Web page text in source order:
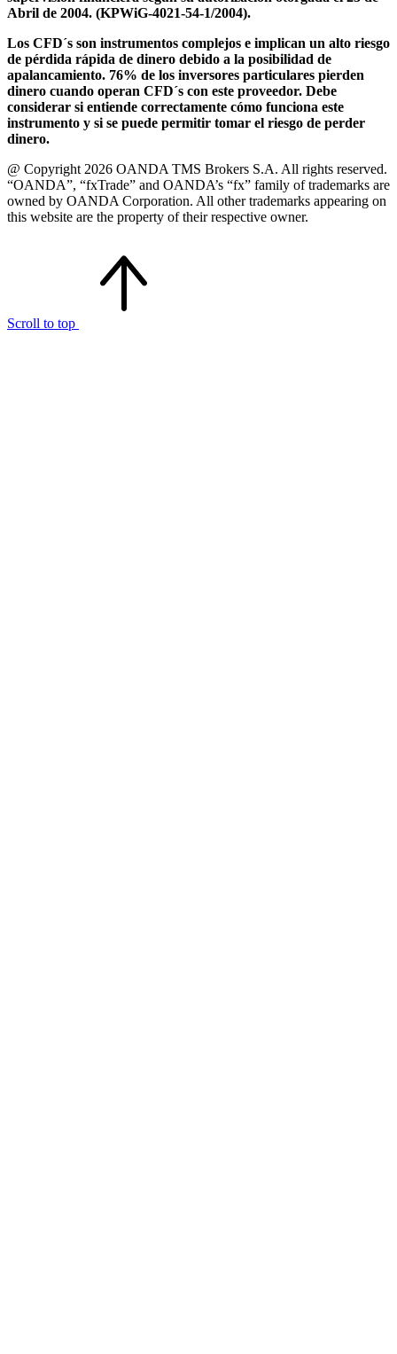
Abril de 2004. (KPWiG-4021-54-1/2004).
Los CFD´s son instrumentos complejos e implican un alto riesgo
de pérdida rápida de dinero debido a la posibilidad de
apalancamiento. 76% de los inversores particulares pierden
dinero cuando operan CFD´s con este proveedor. Debe
considerar si entiende correctamente cómo funciona este
instrumento y si se puede permitir tomar el riesgo de perder
dinero.
@ Copyright 2026 OANDA TMS Brokers S.A. All rights reserved.
“OANDA”, “fxTrade” and OANDA’s “fx” family of trademarks are
owned by OANDA Corporation. All other trademarks appearing on
this website are the property of their respective owner.
Scroll to top